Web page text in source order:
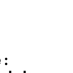
: